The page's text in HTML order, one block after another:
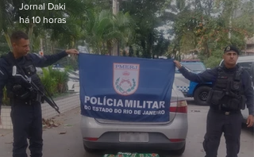
Jornal Daki
há 10 horas